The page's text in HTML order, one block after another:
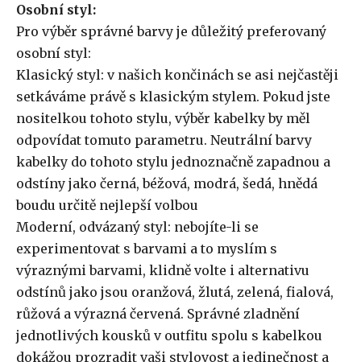
Osobní styl:
Pro výběr správné barvy je důležitý preferovaný
osobní styl:
Klasický styl: v ​​našich končinách se asi nejčastěji
setkáváme právě s klasickým stylem. Pokud jste
nositelkou tohoto stylu, výběr kabelky by měl
odpovídat tomuto parametru. Neutrální barvy
kabelky do tohoto stylu jednoznačně zapadnou a
odstíny jako černá, béžová, modrá, šedá, hnědá
boudu určitě nejlepší volbou
Moderní, odvázaný styl: nebojíte-li se
experimentovat s barvami a to myslím s
výraznými barvami, klidně volte i alternativu
odstínů jako jsou oranžová, žlutá, zelená, fialová,
růžová a výrazná červená. Správné zladnění
jednotlivých kousků v outfitu spolu s kabelkou
dokážou prozradit vaši stylovost a jedinečnost a